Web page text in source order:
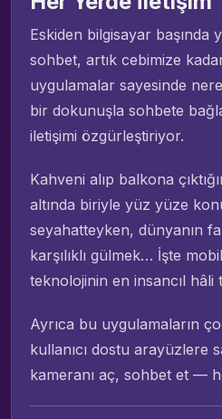
Eskiden bilgisayar başında
sohbet, artık cebimize
uygulamalar sayesinde
bir dokunuşla sohbete
iletişimi özgürleştiriyor.
Kahveni alıp balkona
altında biriyle yüz yüze
seyahatteyken, dünyanın
karşılıklı gülmek… İşte
teknolojinin en insancıl hâli
Ayrıca bu uygulamaların
kullanıcı dostu arayüzlere
kameranı aç, sohbet et —